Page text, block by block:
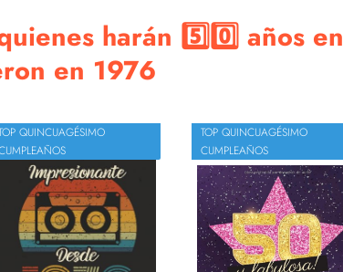
harán 5️⃣0️⃣ años en
en 1976
QUINCUAGÉSIMO
TOP QUINCUAGÉSIMO
CUMPLEAÑOS